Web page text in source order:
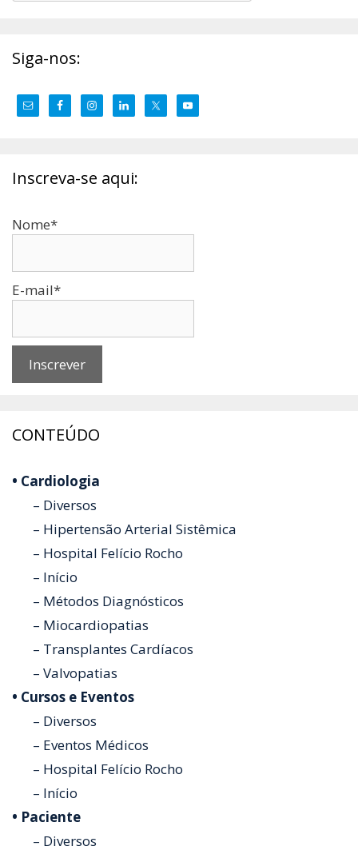
Siga-nos:
Inscreva-se aqui:
Nome*
E-mail*
CONTEÚDO
• Cardiologia
– Diversos
– Hipertensão Arterial Sistêmica
– Hospital Felício Rocho
– Início
– Métodos Diagnósticos
– Miocardiopatias
– Transplantes Cardíacos
– Valvopatias
• Cursos e Eventos
– Diversos
– Eventos Médicos
– Hospital Felício Rocho
– Início
• Paciente
– Diversos